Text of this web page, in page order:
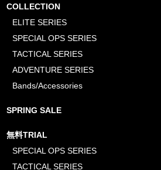
COLLECTION
ELITE SERIES
SPECIAL OPS SERIES
TACTICAL SERIES
ADVENTURE SERIES
Bands/Accessories
SPRING SALE
無料TRIAL
SPECIAL OPS SERIES
TACTICAL SERIES